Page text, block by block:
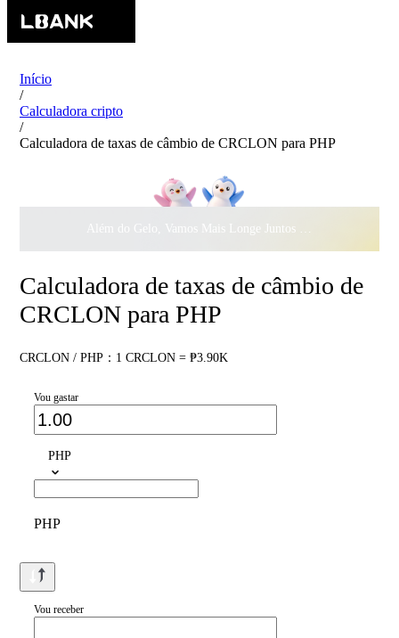
Início
/
Calculadora cripto
/
Calculadora de taxas de câmbio de CRCLON para PHP
Além do Gelo, Vamos Mais Longe Juntos ·$500.000
Calculadora de taxas de câmbio de
CRCLON para PHP
CRCLON / PHP：1 CRCLON = ₱3.90K
Vou gastar
PHP
PHP
Vou receber